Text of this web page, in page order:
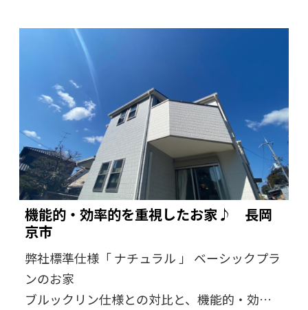
機能的・効率的を重視したお家♪ 長岡
京市
弊社標準仕様「 ナチュラル 」 ベーシックプラ
ンのお家
ブルックリン仕様との対比と、機能的・効率